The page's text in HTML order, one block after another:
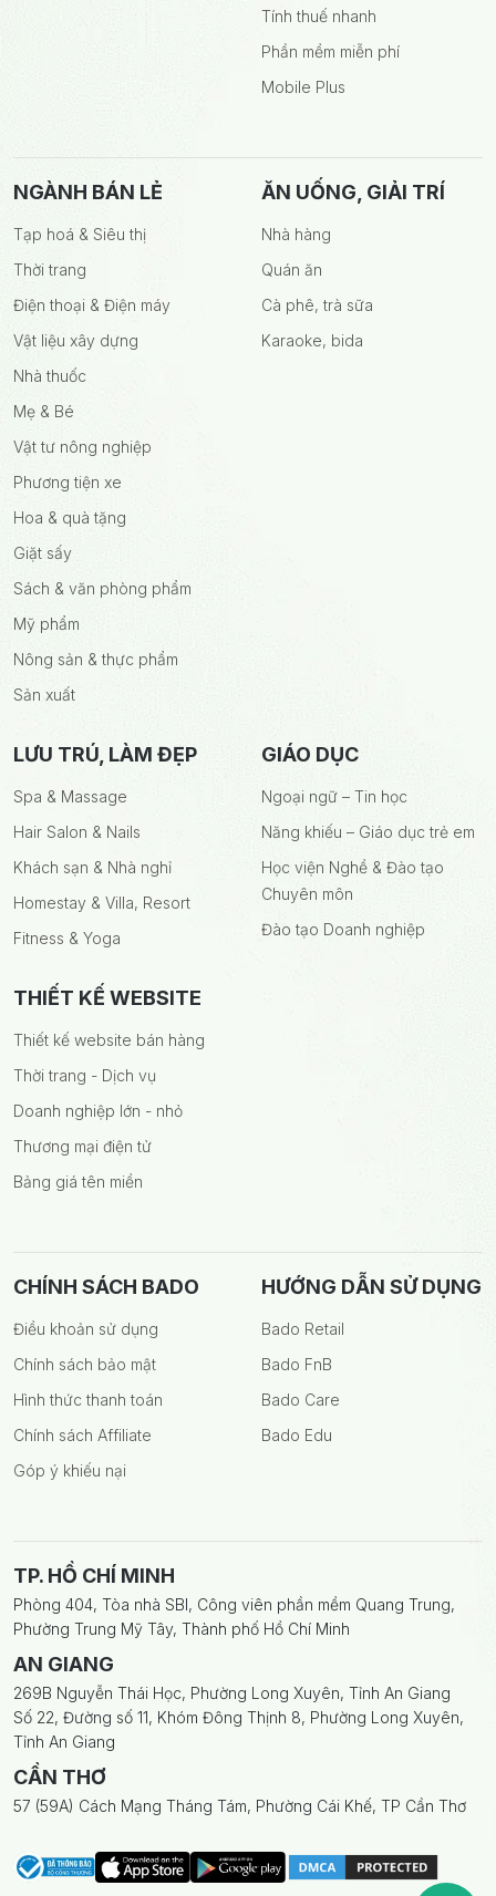
Tính thuế nhanh
Phần mềm miễn phí
Mobile Plus
NGÀNH BÁN LẺ
Tạp hoá & Siêu thị
Thời trang
Điện thoại & Điện máy
Vật liệu xây dựng
Nhà thuốc
Mẹ & Bé
Vật tư nông nghiệp
Phương tiện xe
Hoa & quà tặng
Giặt sấy
Sách & văn phòng phẩm
Mỹ phẩm
Nông sản & thực phẩm
Sản xuất
ĂN UỐNG, GIẢI TRÍ
Nhà hàng
Quán ăn
Cà phê, trà sữa
Karaoke, bida
LƯU TRÚ, LÀM ĐẸP
Spa & Massage
Hair Salon & Nails
Khách sạn & Nhà nghỉ
Homestay & Villa, Resort
Fitness & Yoga
GIÁO DỤC
Ngoại ngữ – Tin học
Năng khiếu – Giáo dục trẻ em
Học viện Nghề & Đào tạo
Chuyên môn
Đào tạo Doanh nghiệp
THIẾT KẾ WEBSITE
Thiết kế website bán hàng
Thời trang - Dịch vụ
Doanh nghiệp lớn - nhỏ
Thương mại điện tử
Bảng giá tên miền
TP. HỒ CHÍ MINH
Phòng 404, Tòa nhà SBI, Công viên phần mềm Quang Trung,
Phường Trung Mỹ Tây, Thành phố Hồ Chí Minh
AN GIANG
269B Nguyễn Thái Học, Phường Long Xuyên, Tỉnh An Giang
Số 22, Đường số 11, Khóm Đông Thịnh 8, Phường Long Xuyên,
Tỉnh An Giang
CẦN THƠ
57 (59A) Cách Mạng Tháng Tám, Phường Cái Khế, TP Cần Thơ
CHÍNH SÁCH BADO
Điều khoản sử dụng
Chính sách bảo mật
Hình thức thanh toán
Chính sách Affiliate
Góp ý khiếu nại
HƯỚNG DẪN SỬ DỤNG
Bado Retail
Bado FnB
Bado Care
Bado Edu